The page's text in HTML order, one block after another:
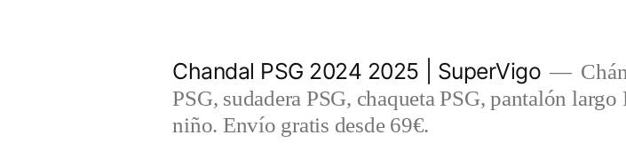
Chandal PSG 2024 2025 | SuperVigo
PSG, sudadera PSG, chaqueta PSG, pantalón
niño. Envío gratis desde 69€.